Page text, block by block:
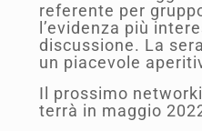
referente per
l’evidenza più
discussione. La
un piacevole
Il prossimo
terrà in maggio